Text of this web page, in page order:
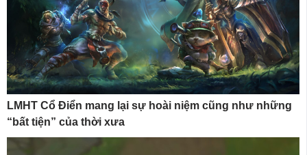
LMHT Cổ Điển mang lại sự hoài niệm cũng như những
“bất tiện” của thời xưa